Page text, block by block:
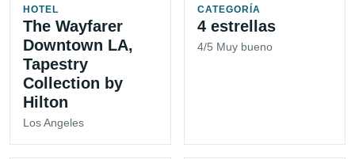
HOTEL
The Wayfarer
Downtown LA,
Tapestry
Collection by
Hilton
Los Angeles
CATEGORÍA
4 estrellas
4/5 Muy bueno